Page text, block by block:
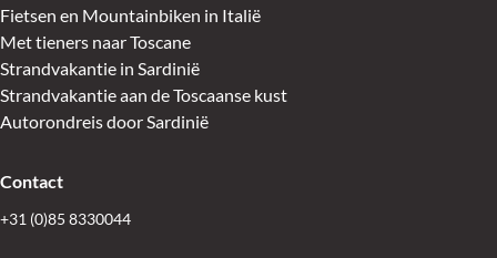
Fietsen en Mountainbiken in Italië
Met tieners naar Toscane
Strandvakantie in Sardinië
Strandvakantie aan de Toscaanse kust
Autorondreis door Sardinië
Contact
+31 (0)85 8330044